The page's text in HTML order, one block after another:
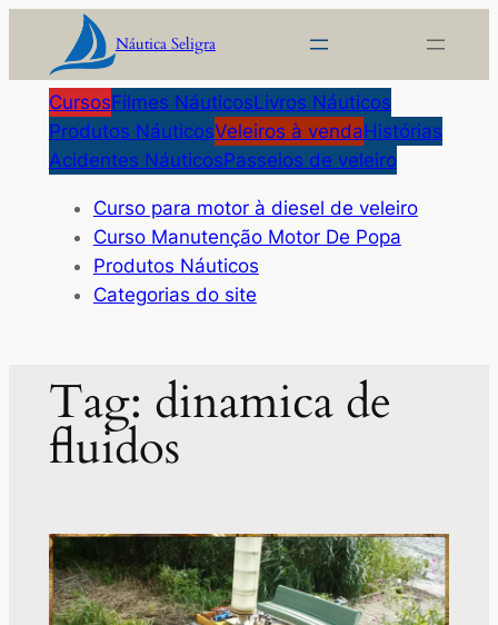
o
conteúdo
Náutica Seligra
CursosFilmes NáuticosLivros Náuticos
Produtos NáuticosVeleiros à vendaHistórias
Acidentes NáuticosPasseios de veleiro
Curso para motor à diesel de veleiro
Curso Manutenção Motor De Popa
Produtos Náuticos
Categorias do site
Tag: dinamica de
fluidos